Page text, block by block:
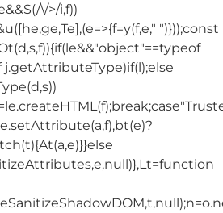
\/>/i,f))
")}));const